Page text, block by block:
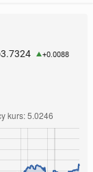
3.7324 +0.0088